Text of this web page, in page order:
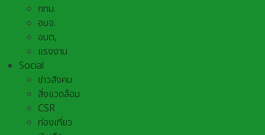
กทม.
อบจ.
อบต,
แรงงาน
Social
ข่าวสังคม
สิ่งแวดล้อม
CSR
ท่องเที่ยว